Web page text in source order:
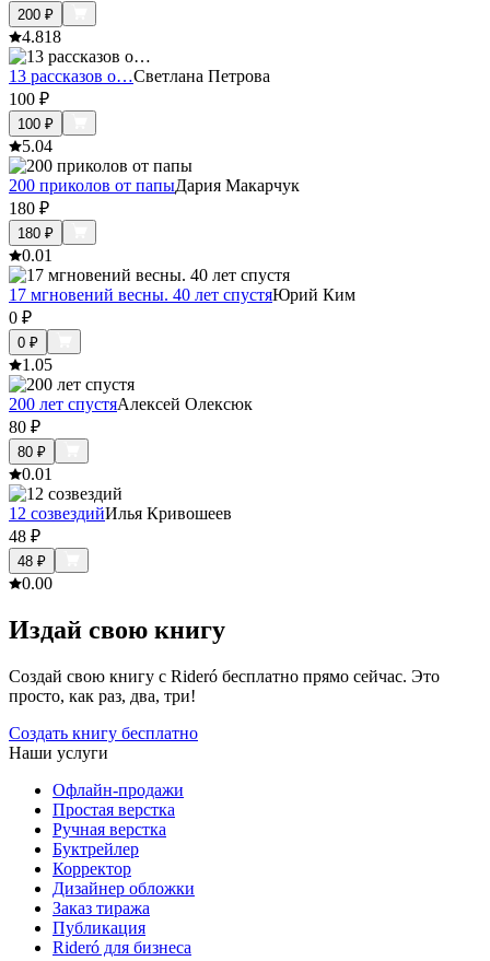
200 ₽
4.818
13 рассказов о…Светлана Петрова
100 ₽
100 ₽
5.04
200 приколов от папыДария Макарчук
180 ₽
180 ₽
0.01
17 мгновений весны. 40 лет спустяЮрий Ким
0 ₽
0 ₽
1.05
200 лет спустяАлексей Олексюк
80 ₽
80 ₽
0.01
12 созвездийИлья Кривошеев
48 ₽
48 ₽
0.00
Издай свою книгу
Создай свою книгу с Rideró бесплатно прямо сейчас. Это
просто, как раз, два, три!
Создать книгу бесплатно
Наши услуги
Офлайн-продажи
Простая верстка
Ручная верстка
Буктрейлер
Корректор
Дизайнер обложки
Заказ тиража
Публикация
Rideró для бизнеса